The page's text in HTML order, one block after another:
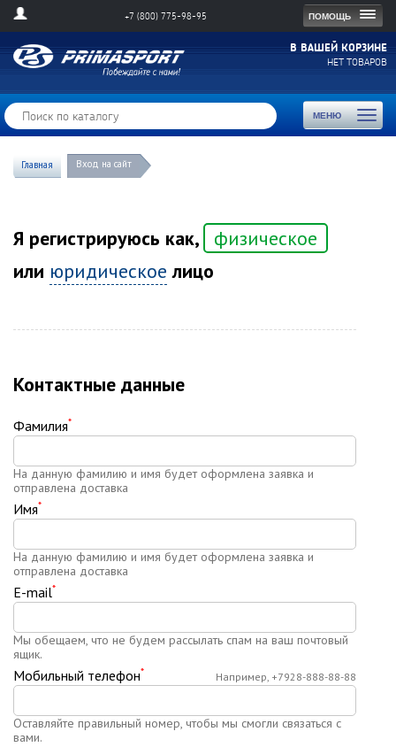
ПОМОЩЬ
+7 (800) 775-98-95
В ВАШЕЙ КОРЗИНЕ
НЕТ ТОВАРОВ
МЕНЮ
Toggle
Главная Вход на сайт
Я регистрируюсь как,
физическое
или юридическое лицо
Контактные данные
Фамилия*
На данную фамилию и имя будет оформлена заявка и
отправлена доставка
Имя*
На данную фамилию и имя будет оформлена заявка и
отправлена доставка
E-mail*
Мы обещаем, что не будем рассылать спам на ваш почтовый
ящик.
Мобильный телефон*
Оставляйте правильный номер, чтобы мы смогли связаться с
вами.
Например, +7928-888-88-88